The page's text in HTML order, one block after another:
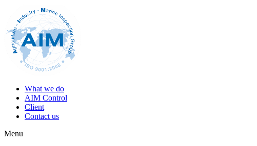
What we do
AIM Control
Client
Contact us
Menu